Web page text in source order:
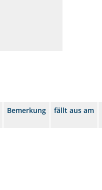
Bemerkung fällt aus am